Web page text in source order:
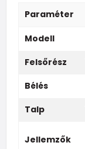
Paraméter
Modell
Felsőrész
Bélés
Talp
Jellemzők